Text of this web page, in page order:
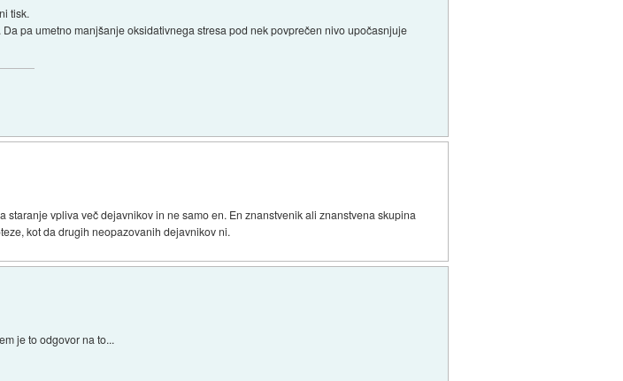
tisk.
pa umetno manjšanje oksidativnega stresa pod nek povprečen nivo upočasnjuje
vpliva več dejavnikov in ne samo en. En znanstvenik ali znanstvena skupina
kot da drugih neopazovanih dejavnikov ni.
je to odgovor na to...